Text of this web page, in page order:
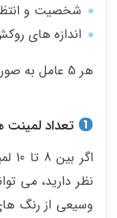
شخصیت و
اندازه های
هر 5 عامل به صورت کلی تر در ادامه توضیح داده شده اند.
تعداد لمینت
نظر دارید، می